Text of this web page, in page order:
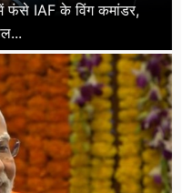
फंसे IAF के विंग कमांडर,